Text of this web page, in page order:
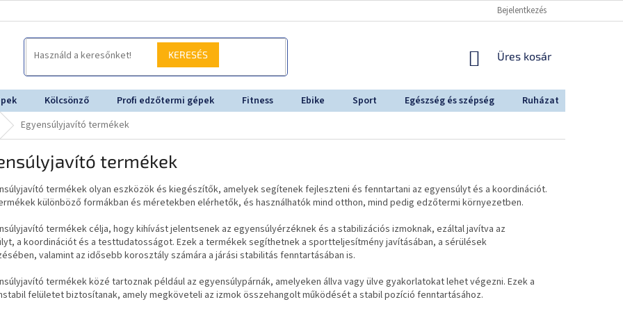
Bejelentkezés
KERESÉS KOSÁR
Üres kosár
Kölcsönző Profi edzőtermi gépek Fitness Ebike Sport Egészség és szépség Ruházat
Egyensúlyjavító termékek
termékek
termékek olyan eszközök és kiegészítők, amelyek segítenek fejleszteni és fenntartani az egyensúlyt és a koordinációt.
különböző formákban és méretekben elérhetők, és használhatók mind otthon, mind pedig edzőtermi környezetben.
termékek célja, hogy kihívást jelentsenek az egyensúlyérzéknek és a stabilizációs izmoknak, ezáltal javítva az
a koordinációt és a testtudatosságot. Ezek a termékek segíthetnek a sportteljesítmény javításában, a sérülések
valamint az idősebb korosztály számára a járási stabilitás fenntartásában is.
termékek közé tartoznak például az egyensúlypárnák, amelyeken állva vagy ülve gyakorlatokat lehet végezni. Ezek a
felületet biztosítanak, amely megköveteli az izmok összehangolt működését a stabil pozíció fenntartásához.